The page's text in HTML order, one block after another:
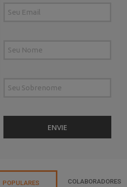
POPULARES COLABORADORES